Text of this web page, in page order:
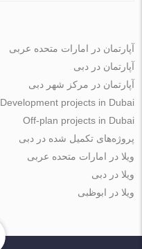
آپارتمان در امارات متحده عربی
آپارتمان در دبی
آپارتمان در مرکز شهر دبی
Development projects in Dubai
Off-plan projects in Dubai
پروژه‌های تکمیل شده در دبی
ویلا در امارات متحده عربی
ویلا در دبی
ویلا در ابوظبی